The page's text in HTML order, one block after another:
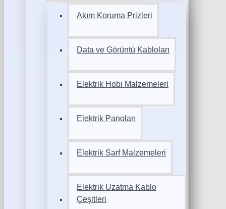
Akım Koruma Prizleri
Data ve Görüntü Kabloları
Elektrik Hobi Malzemeleri
Elektrik Panoları
Elektrik Sarf Malzemeleri
Elektrik Uzatma Kablo
Çeşitleri